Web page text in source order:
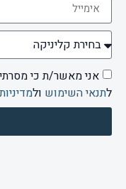
אני מאשר/ת כי
לתנאי השימוש ול